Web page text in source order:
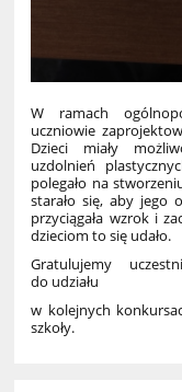
W ramach
uczniowie
Dzieci miały
uzdolnień
polegało na
starało się, aby jego
przyciągała wzrok i
dzieciom to się udało.
Gratulujemy
do udziału
w kolejnych
szkoły.